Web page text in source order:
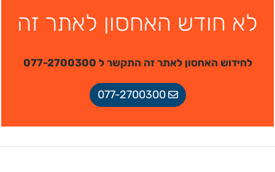
לא חודש האחסון לאתר זה
לחידוש האחסון לאתר זה התקשר ל 077-2700300
077-2700300